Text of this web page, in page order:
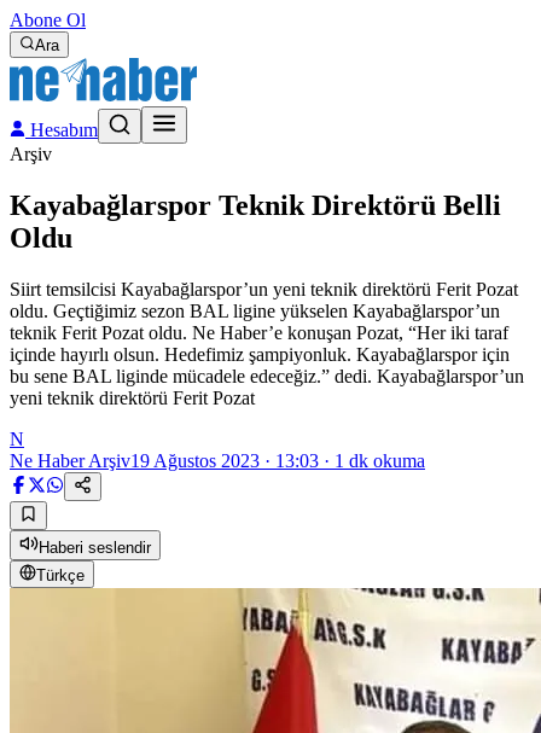
Abone Ol
Ara
Hesabım
Arşiv
Kayabağlarspor Teknik Direktörü Belli
Oldu
Siirt temsilcisi Kayabağlarspor’un yeni teknik direktörü Ferit Pozat
oldu. Geçtiğimiz sezon BAL ligine yükselen Kayabağlarspor’un
teknik Ferit Pozat oldu. Ne Haber’e konuşan Pozat, “Her iki taraf
içinde hayırlı olsun. Hedefimiz şampiyonluk. Kayabağlarspor için
bu sene BAL liginde mücadele edeceğiz.” dedi. Kayabağlarspor’un
yeni teknik direktörü Ferit Pozat
N
Ne Haber Arşiv19 Ağustos 2023 · 13:03 · 1 dk okuma
Haberi seslendir
Türkçe